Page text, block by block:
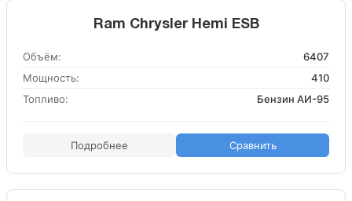
Ram Chrysler Hemi ESB
Объём:
6407
Мощность:
410
Топливо:
Бензин АИ-95
Подробнее Сравнить